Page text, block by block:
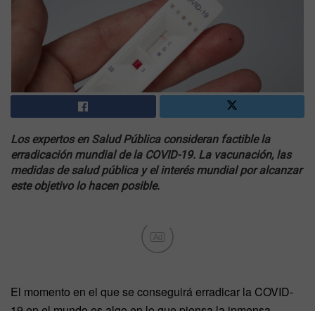
Los expertos en Salud Pública consideran factible la
erradicación mundial de la COVID-19. La vacunación, las
medidas de salud pública y el interés mundial por alcanzar
este objetivo lo hacen posible.
Ad
El momento en el que se conseguirá erradicar la COVID-